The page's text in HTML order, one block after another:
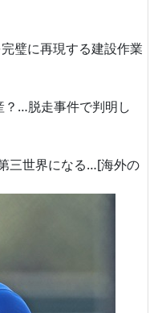
璧に再現する建設作業
？…脱走事件で判明し
三世界になる…[海外の